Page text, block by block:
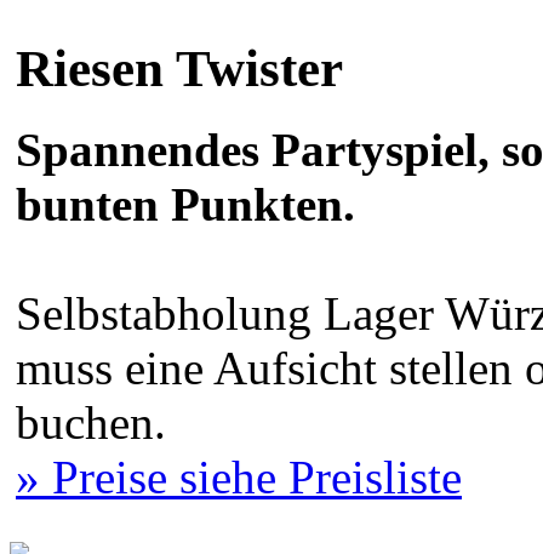
Riesen Twister
Spannendes Partyspiel,
bunten Punkten.
Selbstabholung Lager
muss eine Aufsicht stellen
buchen.
» Preise siehe Preisliste